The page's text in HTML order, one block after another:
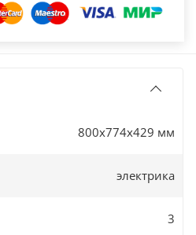
800x774x429 мм
электрика
3